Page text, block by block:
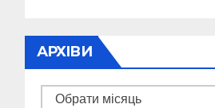
АРХІВИ
Архіви